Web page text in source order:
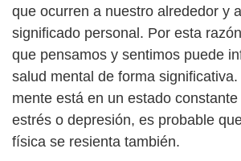
que ocurren a nuestro alrededor y
significado personal. Por esta
que pensamos y sentimos puede
salud mental de forma
mente está en un estado
estrés o depresión, es probable
física se resienta también.